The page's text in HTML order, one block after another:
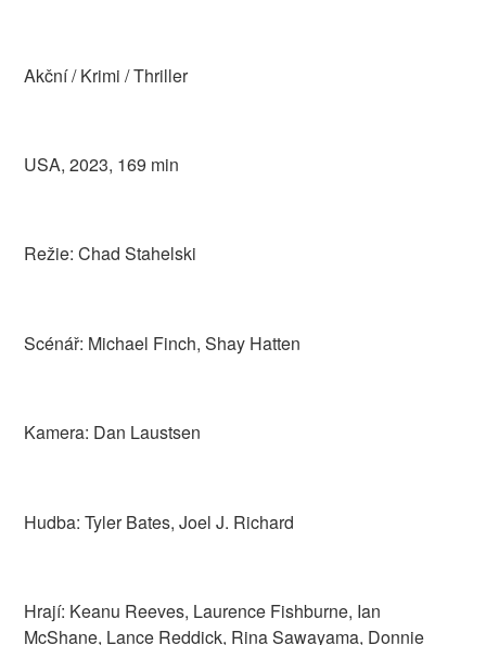
Akční / Krimi / Thriller
USA, 2023, 169 min
Režie: Chad Stahelski
Scénář: Michael Finch, Shay Hatten
Kamera: Dan Laustsen
Hudba: Tyler Bates, Joel J. Richard
Hrají: Keanu Reeves, Laurence Fishburne, Ian
McShane, Lance Reddick, Rina Sawayama, Donnie